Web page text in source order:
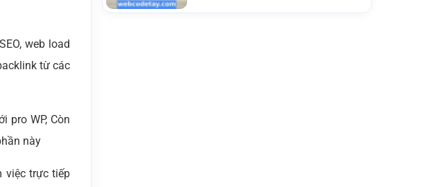
web load
từ các
pro WP, Còn
này
việc trực tiếp